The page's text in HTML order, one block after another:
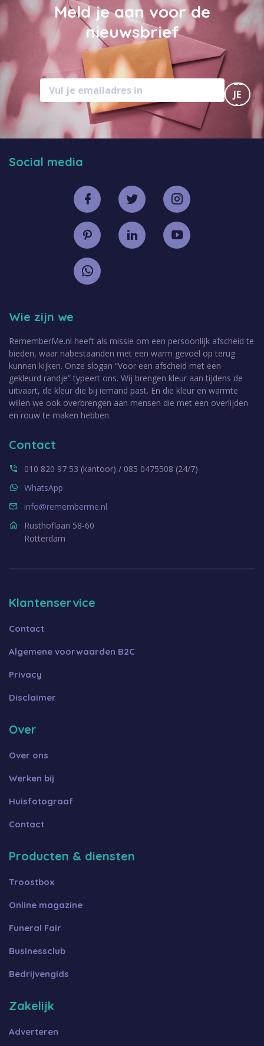
Meld je aan voor de
nieuwsbrief
MELD
JE
AAN
Contact
010 820 97 53 (kantoor) / 085 0475508 (24/7)
WhatsApp
info@rememberme.nl
Rusthoflaan 58-60
Rotterdam
Wie zijn we
RememberMe.nl heeft als missie om een persoonlijk afscheid te
bieden, waar nabestaanden met een warm gevoel op terug
kunnen kijken. Onze slogan “Voor een afscheid met een
gekleurd randje” typeert ons. Wij brengen kleur aan tijdens de
uitvaart, de kleur die bij iemand past. En die kleur en warmte
willen we ook overbrengen aan mensen die met een overlijden
en rouw te maken hebben.
Social media
Klantenservice
Contact
Algemene voorwaarden B2C
Privacy
Disclaimer
Over
Over ons
Werken bij
Huisfotograaf
Contact
Producten & diensten
Troostbox
Online magazine
Funeral Fair
Businessclub
Bedrijvengids
Zakelijk
Adverteren